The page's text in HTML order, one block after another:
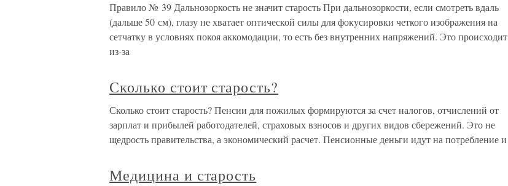
Правило № 39 Дальнозоркость не значит старость При дальнозоркости, если смотреть вдаль
(дальше 50 см), глазу не хватает оптической силы для фокусировки четкого изображения на
сетчатку в условиях покоя аккомодации, то есть без внутренних напряжений. Это происходит
из-за
Сколько стоит старость?
Сколько стоит старость? Пенсии для пожилых формируются за счет налогов, отчислений от
зарплат и прибылей работодателей, страховых взносов и других видов сбережений. Это не
щедрость правительства, а экономический расчет. Пенсионные деньги идут на потребление и
Медицина и старость